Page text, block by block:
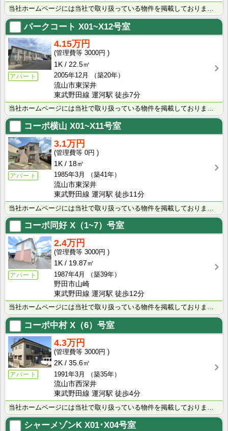
パークコート X01~X12号室
アパート
4.15万円
3000円
1K
22.5㎡
2005年12月
（築20年）
流山市東深井
東武野田線 運河駅 徒歩7分
コーポ横山 X01~X11号室
アパート
3.1万円
0円
1K
18㎡
1985年3月
（築41年）
流山市東深井
東武野田線 運河駅 徒歩11分
コーポ同好X（1~7）号室
アパート
2.4万円
3000円
1K
19.87㎡
1987年4月
（築39年）
野田市山崎
東武野田線 運河駅 徒歩12分
当社ホームページには当社で取り扱っている物件を掲載しております。 現在の募集状況に関しては、スタッフ･･･
コーポ中村X（6）号室
アパート
4.3万円
3000円
2K
35.6㎡
1991年3月
（築35年）
流山市西深井
東武野田線 運河駅 徒歩4分
シャーメゾンK X01･X04号室